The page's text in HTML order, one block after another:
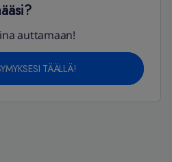
auttamaan!
TÄÄLLÄ!